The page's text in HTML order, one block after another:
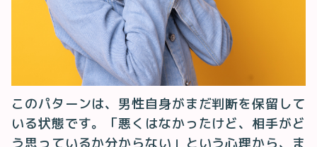
このパターンは、男性自身がまだ判断を保留して
いる状態です。「悪くはなかったけど、相手がど
う思っているか分からない」という心理から、ま